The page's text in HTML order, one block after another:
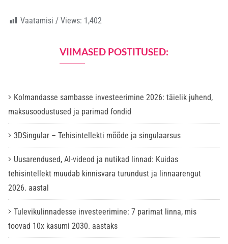
Vaatamisi / Views: 1,402
VIIMASED POSTITUSED:
Kolmandasse sambasse investeerimine 2026: täielik juhend,
maksusoodustused ja parimad fondid
3DSingular – Tehisintellekti mõõde ja singulaarsus
Uusarendused, AI-videod ja nutikad linnad: Kuidas
tehisintellekt muudab kinnisvara turundust ja linnaarengut
2026. aastal
Tulevikulinnadesse investeerimine: 7 parimat linna, mis
toovad 10x kasumi 2030. aastaks